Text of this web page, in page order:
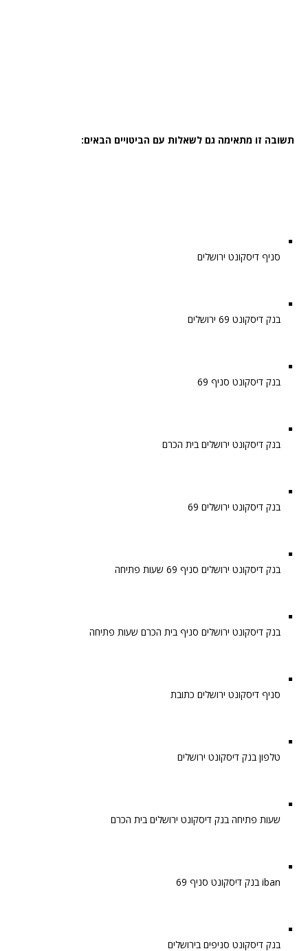
תשובה זו מתאימה גם לשאלות עם הביטויים הבאים:
סניף דיסקונט ירושלים
בנק דיסקונט 69 ירושלים
בנק דיסקונט סניף 69
בנק דיסקונט ירושלים בית הכרם
בנק דיסקונט ירושלים 69
בנק דיסקונט ירושלים סניף 69 שעות פתיחה
בנק דיסקונט ירושלים סניף בית הכרם שעות פתיחה
סניף דיסקונט ירושלים כתובת
טלפון בנק דיסקונט ירושלים
שעות פתיחה בנק דיסקונט ירושלים בית הכרם
iban בנק דיסקונט סניף 69
בנק דיסקונט סניפים בירושלים